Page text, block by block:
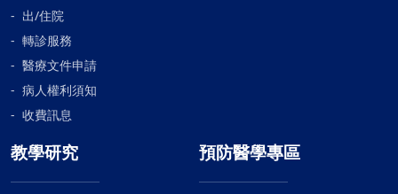
出/住院
轉診服務
醫療文件申請
病人權利須知
收費訊息
教學研究 預防醫學專區